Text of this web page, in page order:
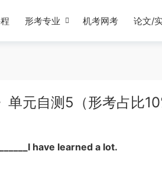
形考专业 机考网考 论文/
元自测5（形考占比
have learned a lot.